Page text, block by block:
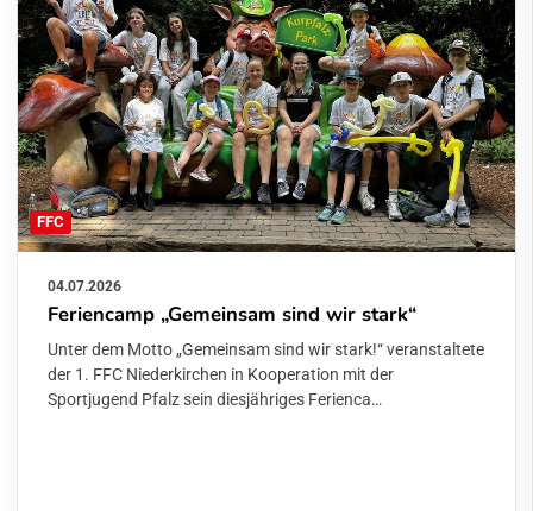
FFC
04.07.2026
Feriencamp „Gemeinsam sind wir stark“
Unter dem Motto „Gemeinsam sind wir stark!“ veranstaltete
der 1. FFC Niederkirchen in Kooperation mit der
Sportjugend Pfalz sein diesjähriges Ferienca…